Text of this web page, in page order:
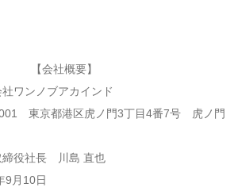
【会社概要】
ンノブアカインド
東京都港区虎ノ門3丁目4番7号 虎ノ門
役社長 川島 直也
月10日